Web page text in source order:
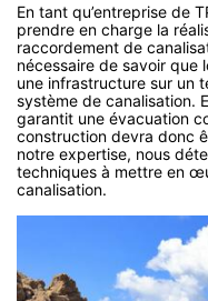
En tant qu’entreprise de
prendre en charge la
raccordement de
nécessaire de savoir que
une infrastructure sur un
système de canalisation.
garantit une évacuation
construction devra donc
notre expertise, nous
techniques à mettre en
canalisation.